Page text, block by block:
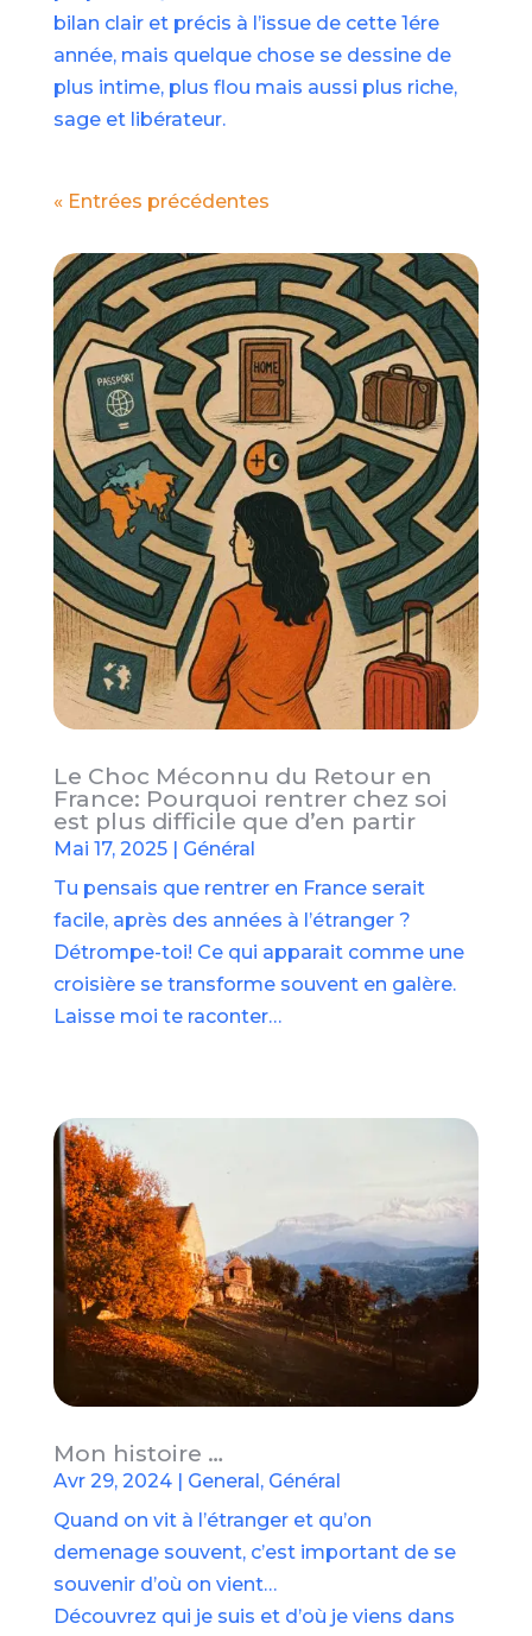
bilan clair et précis à l’issue de cette 1ére
année, mais quelque chose se dessine de
plus intime, plus flou mais aussi plus riche,
sage et libérateur.
« Entrées précédentes
Le Choc Méconnu du Retour en
France: Pourquoi rentrer chez soi
est plus difficile que d’en partir
Mai 17, 2025| Général
Tu pensais que rentrer en France serait
facile, après des années à l’étranger ?
Détrompe-toi! Ce qui apparait comme une
croisière se transforme souvent en galère.
Laisse moi te raconter…
Mon histoire …
Avr 29, 2024| General , Général
Quand on vit à l’étranger et qu’on
demenage souvent, c’est important de se
souvenir d’où on vient…
Découvrez qui je suis et d’où je viens dans